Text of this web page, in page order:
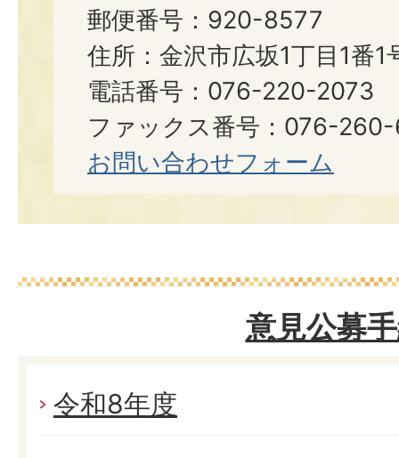
郵便番号：920-8577
住所：金沢市広坂1丁目1番1
電話番号：076-220-2073
ファックス番号：076-
お問い合わせフォーム
意見公募
令和8年度